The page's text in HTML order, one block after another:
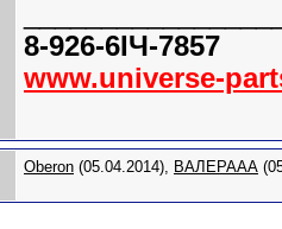
8-926-6IЧ-7857
www.universe-
Oberon (05.04.2014), ВАЛЕРААА